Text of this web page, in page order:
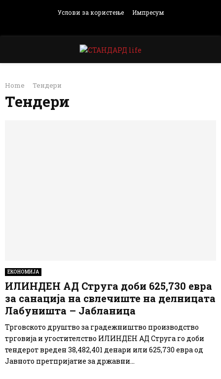
Услови за користење Импресум
PRIMARY
MENU
Home Тендери
Тендери
ЕКОНОМИЈА
ИЛИНДЕН АД Струга доби 625,730 евра
за санација на свлечиште на делницата
Лабуништа – Јабланица
Трговското друштво за градежништво производство
трговија и угостителство ИЛИНДЕН АД Струга го доби
тендерот вреден 38,482,401 денари или 625,730 евра од
Јавното претпријатие за државни...